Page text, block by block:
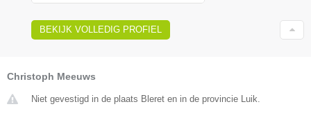
BEKIJK VOLLEDIG PROFIEL
Christoph Meeuws
Niet gevestigd in de plaats Bleret en in de provincie Luik.